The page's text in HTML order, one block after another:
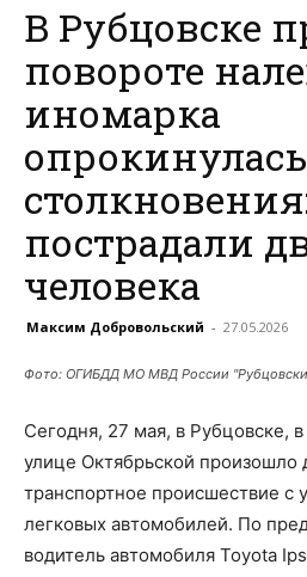
В Рубцовске
повороте
иномарка
пострадали
человека
Максим Добровольский - 27.05.2026
Фото: ОГИБДД МО МВД России
Сегодня, 27 мая, в Рубцовске,
улице Октябрьской
транспортное происшествие с
легковых автомобилей. По
водитель автомобиля Toyota